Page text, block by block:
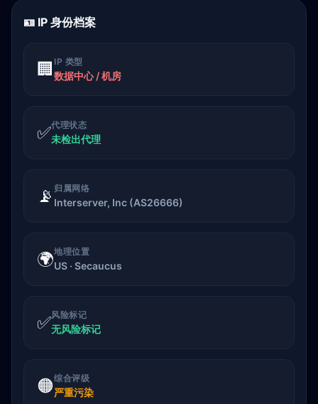
🪪 IP 身份档案
🏢 IP 类型
数据中心 / 机房
✅代理状态
未检出代理
📡 归属网络
Interserver, Inc (AS26666)
🌍地理位置
US · Secaucus
✅风险标记
无风险标记
🟠综合评级
严重污染